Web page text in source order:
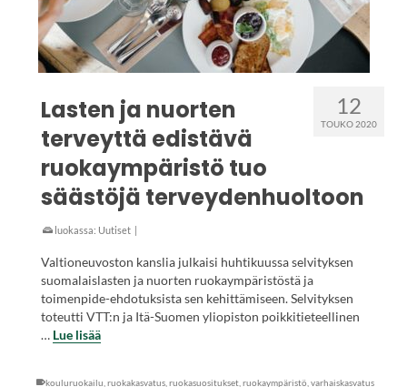
12
TOUKO 2020
Lasten ja nuorten
terveyttä edistävä
ruokaympäristö tuo
säästöjä terveydenhuoltoon
luokassa: Uutiset |
Valtioneuvoston kanslia julkaisi huhtikuussa selvityksen
suomalaislasten ja nuorten ruokaympäristöstä ja
toimenpide-ehdotuksista sen kehittämiseen. Selvityksen
toteutti VTT:n ja Itä-Suomen yliopiston poikkitieteellinen
… Lue lisää
kouluruokailu ruokakasvatus ruokasuositukset ruokaympäristö varhaiskasvatus